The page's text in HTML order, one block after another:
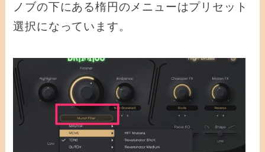
ノブの下にある楕円のメニューはプリセット
選択になっています。